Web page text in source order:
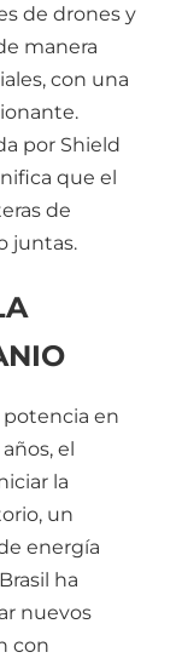
de drones y
manera
con una
por Shield
que el
de
juntas.
potencia en
el
la
un
energía
ha
nuevos
con